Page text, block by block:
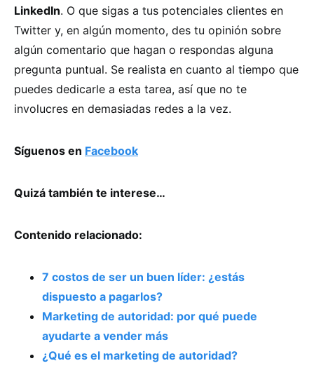
LinkedIn. O que sigas a tus potenciales clientes en
Twitter y, en algún momento, des tu opinión sobre
algún comentario que hagan o respondas alguna
pregunta puntual. Se realista en cuanto al tiempo que
puedes dedicarle a esta tarea, así que no te
involucres en demasiadas redes a la vez.
Síguenos en Facebook
Quizá también te interese…
Contenido relacionado:
7 costos de ser un buen líder: ¿estás
dispuesto a pagarlos?
Marketing de autoridad: por qué puede
ayudarte a vender más
¿Qué es el marketing de autoridad?